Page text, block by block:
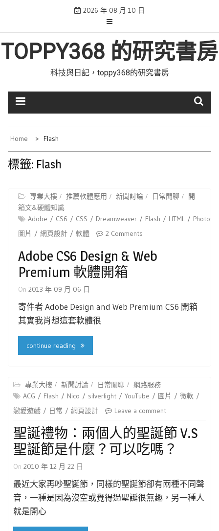
2026 年 08 月 10 日
TOPPY368 的研究書房
科技與日記，toppy368的研究書房
Home Flash
標籤: Flash
專業大樓 推薦軟體應用 新聞討論 日常閒聊
開
箱文&硬體知識
Adobe
CS6 CSS Dreamweaver Flash HTML
圖片
網頁設計 軟體 2 Comments
Adobe CS6 Design & Web
Premium 軟體開箱
On 2013 年 09 月 06 日
寄件者 Adobe Design and Web Premium CS6 開箱
其實我肖想這套軟體很
continue reading
專業大樓 新聞討論 日常閒聊
網路服務
ACG
Flash Nico silverlight YouTube 圖片
微軟
戀愛遊戲
日常 網頁設計 Leave a comment
聖誕禮物：兩個人的聖誕節 V.S
聖誕節是什麼？可以吃嗎？
On 2010 年 12 月 22 日
最近大家再吵聖誕節，同樣的聖誕節卻有兩種不同聲
音，一種是因為沒空或覺得過聖誕很無趣，另一種人
就是開心